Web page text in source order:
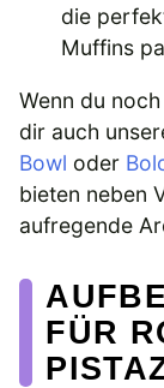
die
Muffins
Wenn du
dir auch
Bowl oder
bieten neben
aufregende
FÜR